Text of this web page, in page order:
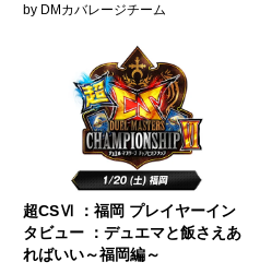
by DMカバレージチーム
超CSⅥ ：福岡 プレイヤーイン
タビュー ：デュエマと飯さえあ
ればいい～福岡編～